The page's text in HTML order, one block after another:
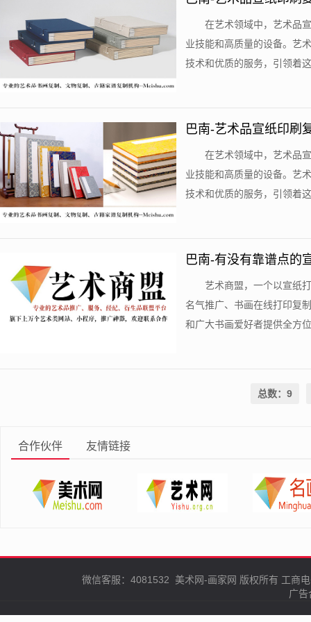
在艺术领域中，艺术品
业技能和高质量的设备。艺
技术和优质的服务，引领着
巴南-艺术品宣纸印刷
在艺术领域中，艺术品
业技能和高质量的设备。艺
技术和优质的服务，引领着
巴南-有没有靠谱点的
艺术商盟，一个以宣纸
名气推广、书画在线打印复
和广大书画爱好者提供全方
总数：9
合作伙伴 友情链接
微信客服：4081532 美术网-画家网 版权所有 工商
广